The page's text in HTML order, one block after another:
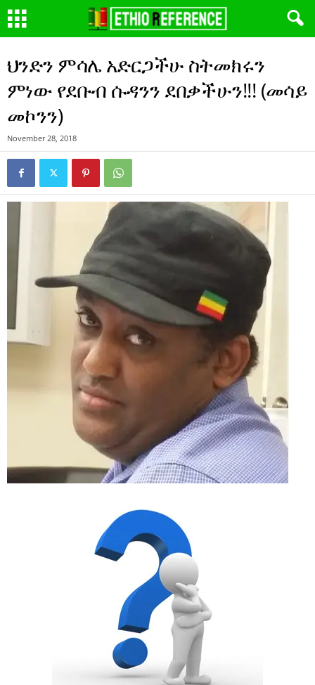
ህንድን ምሳሌ አድርጋችሁ ስትመክሩን
ምነው የደቡብ ሱዳንን ደበቃችሁን!!! (መሳይ
መኮንን)
November 28, 2018